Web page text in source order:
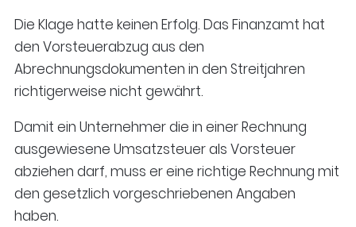
Die Klage hatte keinen Erfolg. Das Finanzamt hat
den Vorsteuerabzug aus den
Abrechnungsdokumenten in den Streitjahren
richtigerweise nicht gewährt.
Damit ein Unternehmer die in einer Rechnung
ausgewiesene Umsatzsteuer als Vorsteuer
abziehen darf, muss er eine richtige Rechnung mit
den gesetzlich vorgeschriebenen Angaben
haben.